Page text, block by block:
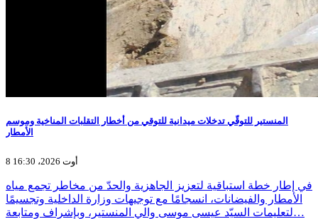
المنستير للتوقّي تدخلات ميدانية للتوقي من أخطار التقلبات المناخية وموسم
الأمطار
8 أوت 2026، 16:30
في إطار خطة استباقية لتعزيز الجاهزية والحدّ من مخاطر تجمع مياه
الأمطار والفيضانات، انسجامًا مع توجيهات وزارة الداخلية وتجسيمًا
لتعليمات السيّد عيسى موسى والي المنستير، وبإشراف ومتابعة…